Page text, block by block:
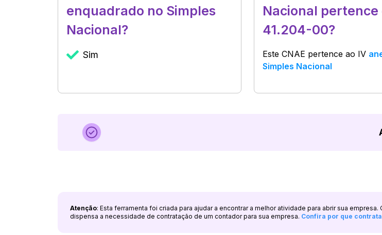
enquadrado no Simples
Nacional?
Sim
Nacional pertence
41.204-00?
Este CNAE pertence ao IV
Simples Nacional
Atenção: Esta ferramenta foi criada para ajudar a encontrar a melhor atividade para abrir sua
dispensa a necessidade de contratação de um contador para sua empresa. Confira por que